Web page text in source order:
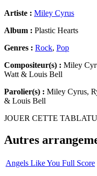
Artiste : Miley Cyrus
Album : Plastic Hearts
Genres : Rock, Pop
Compositeur(s) : Miley
Watt & Louis Bell
Parolier(s) : Miley Cyrus,
& Louis Bell
JOUER CETTE
Autres
Angels Like You Full Score